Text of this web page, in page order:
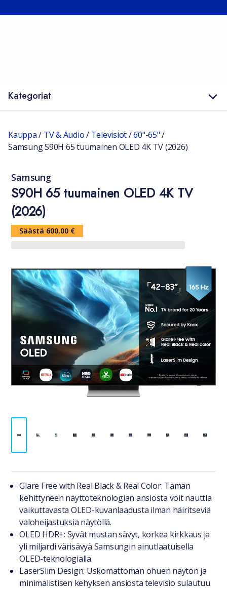
Kategoriat
Kauppa/ TV & Audio/ Televisiot/60"-65"/
Samsung S90H 65 tuumainen OLED 4K TV (2026)
S90H 65 tuumainen OLED 4K TV
(2026)
Samsung
Säästä 600,00 €
Tuotteesta lyhyesti
Glare Free with Real Black & Real Color: Tämän
kehittyneen näyttöteknologian ansiosta voit nauttia
vaikuttavasta OLED-kuvanlaadusta ilman häiritseviä
valoheijastuksia näytöllä.
OLED HDR+: Syvät mustan sävyt, korkea kirkkaus ja
yli miljardi värisävyä Samsungin ainutlaatuisella
OLED-teknologialla.
LaserSlim Design: Uskomattoman ohuen näytön ja
minimalistisen kehyksen ansiosta televisio sulautuu